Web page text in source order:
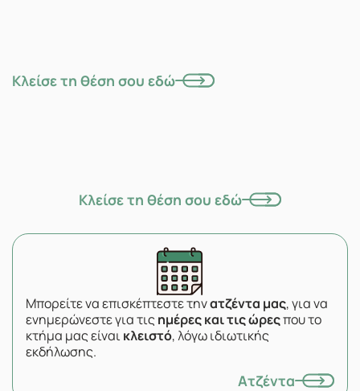
Κλείσε τη θέση σου εδώ
Κλείσε τη θέση σου εδώ
Μπορείτε να επισκέπτεστε τηνατζέντα μας, για να
ενημερώνεστε για τιςημέρες και τις ώρεςπου το
κτήμα μας είναικλειστό, λόγω ιδιωτικής
εκδήλωσης.
Ατζέντα